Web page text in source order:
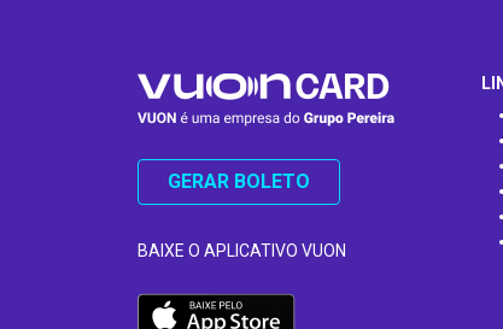
GERAR BOLETO
BAIXE O APLICATIVO VUON